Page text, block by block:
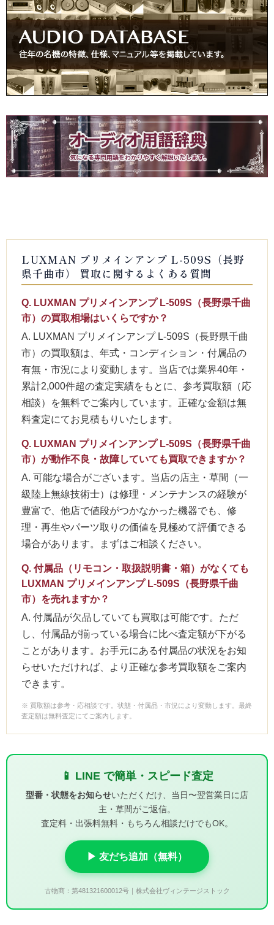
LUXMAN プリメインアンプ L-509S（長野
県千曲市） 買取に関するよくある質問
Q. LUXMAN プリメインアンプ L-509S（長野県千曲
市）の買取相場はいくらですか？
A. LUXMAN プリメインアンプ L-509S（長野県千曲
市）の買取額は、年式・コンディション・付属品の
有無・市況により変動します。当店では業界40年・
累計2,000件超の査定実績をもとに、参考買取額（応
相談）を無料でご案内しています。正確な金額は無
料査定にてお見積もりいたします。
Q. LUXMAN プリメインアンプ L-509S（長野県千曲
市）が動作不良・故障していても買取できますか？
A. 可能な場合がございます。当店の店主・草間（一
級陸上無線技術士）は修理・メンテナンスの経験が
豊富で、他店で値段がつかなかった機器でも、修
理・再生やパーツ取りの価値を見極めて評価できる
場合があります。まずはご相談ください。
Q. 付属品（リモコン・取扱説明書・箱）がなくても
LUXMAN プリメインアンプ L-509S（長野県千曲
市）を売れますか？
A. 付属品が欠品していても買取は可能です。ただ
し、付属品が揃っている場合に比べ査定額が下がる
ことがあります。お手元にある付属品の状況をお知
らせいただければ、より正確な参考買取額をご案内
できます。
※ 買取額は参考・応相談です。状態・付属品・市況により変動します。最終
査定額は無料査定にてご案内します。
📱 LINE で簡単・スピード査定
型番・状態をお知らせいただくだけ、当日〜翌営業日に店
主・草間がご返信。
査定料・出張料無料・もちろん相談だけでもOK。
▶ 友だち追加（無料）
古物商：第481321600012号｜株式会社ヴィンテージストック